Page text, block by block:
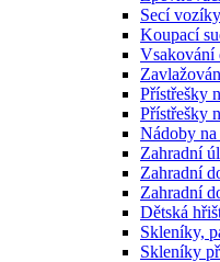
Secí vozíky
Koupací
Vsakování
Přístřešky
Přístřešky
Nádoby
Zahradní
Zahradní
Zahradní
Dětská
Skleníky,
Skleníky